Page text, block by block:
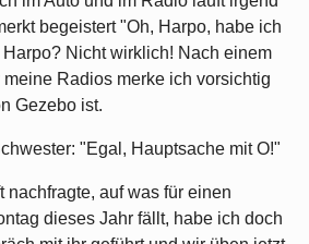
begeistert "Oh, Harpo, habe ich
Nicht wirklich! Nach einem
Radios merke ich vorsichtig
Gezebo ist.
"Egal, Hauptsache mit O!"
nachfragte, auf was für einen
dieses Jahr fällt, habe ich doch